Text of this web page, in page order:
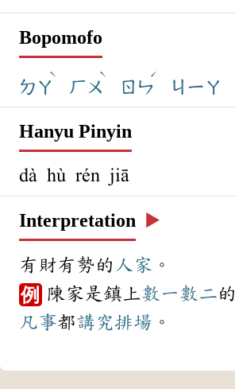
Bopomofo
ㄉㄚ
ˋ
ㄏㄨ
ˋ
ㄖㄣ
ˊ
ㄐㄧㄚ
Hanyu Pinyin
dà hù rén jiā
Interpretation ▶️
有財有勢的 人家 。
例 陳家是鎮上數一數二的
凡事都講究排場 。